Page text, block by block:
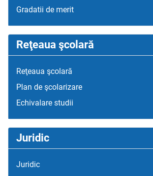
Gradatii de merit
Reţeaua şcolară
Reţeaua şcolară
Plan de şcolarizare
Echivalare studii
Juridic
Juridic